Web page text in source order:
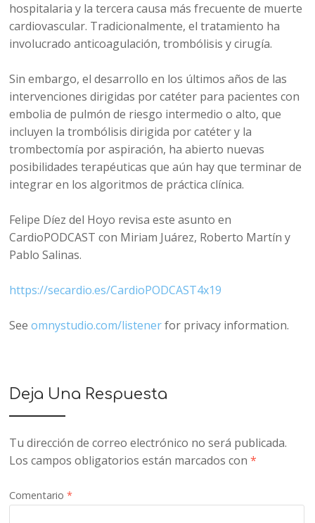
hospitalaria y la tercera causa más frecuente de muerte
cardiovascular. Tradicionalmente, el tratamiento ha
involucrado anticoagulación, trombólisis y cirugía.
Sin embargo, el desarrollo en los últimos años de las
intervenciones dirigidas por catéter para pacientes con
embolia de pulmón de riesgo intermedio o alto, que
incluyen la trombólisis dirigida por catéter y la
trombectomía por aspiración, ha abierto nuevas
posibilidades terapéuticas que aún hay que terminar de
integrar en los algoritmos de práctica clínica.
Felipe Díez del Hoyo revisa este asunto en
CardioPODCAST con Miriam Juárez, Roberto Martín y
Pablo Salinas.
https://secardio.es/CardioPODCAST4x19
Seeomnystudio.com/listenerfor privacy information.
Deja Una Respuesta
Tu dirección de correo electrónico no será publicada.
Los campos obligatorios están marcados con*
Comentario*